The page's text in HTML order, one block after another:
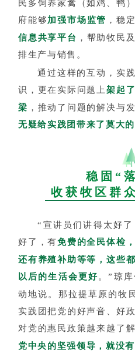
民多饲养家禽（如鸡、鸭
府能够加强市场监管 ，稳
信息共享平台 ，帮助牧民
排生产与销售。
通过这样的互动，实
识，更在实际问题上架起
梁 ，推动了问题的解决与
无疑给实践团带来了莫大的
稳固“
收获牧区群
“宣讲员们讲得太好
好了，有免费的全民体检
还有养殖补助等等，这些
以后的生活会更好。”琼
动地说。那拉提草原的牧
实践团把党的好声音、好
对党的惠民政策越来越了
党中央的坚强领导，就没